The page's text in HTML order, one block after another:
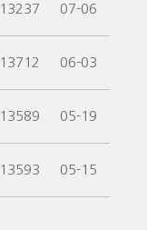
13237 07-06
13712 06-03
13589 05-19
13593 05-15